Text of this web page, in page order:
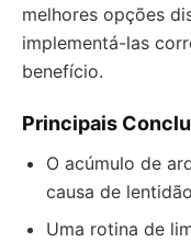
melhores opções
implementá-las
benefício.
Principais
O acúmulo de
causa de
Uma rotina de